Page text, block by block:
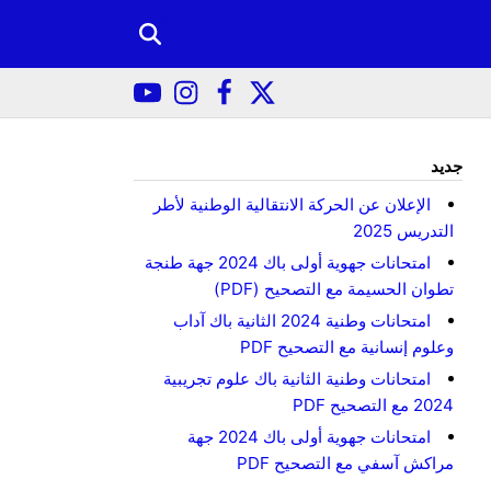
جديد
الإعلان عن الحركة الانتقالية الوطنية لأطر
التدريس 2025
امتحانات جهوية أولى باك 2024 جهة طنجة
تطوان الحسيمة مع التصحيح (PDF)
امتحانات وطنية 2024 الثانية باك آداب
وعلوم إنسانية مع التصحيح PDF
امتحانات وطنية الثانية باك علوم تجريبية
2024 مع التصحيح PDF
امتحانات جهوية أولى باك 2024 جهة
مراكش آسفي مع التصحيح PDF